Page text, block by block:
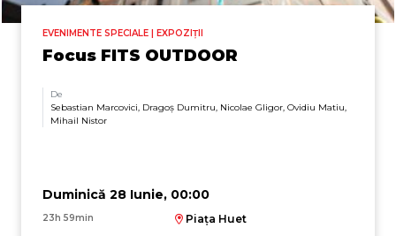
EVENIMENTE SPECIALE | EXPOZIȚII
Focus FITS OUTDOOR
De
Sebastian Marcovici, Dragoș Dumitru, Nicolae Gligor, Ovidiu Matiu,
Mihail Nistor
Duminică 28 Iunie, 00:00
23h 59min Piața Huet